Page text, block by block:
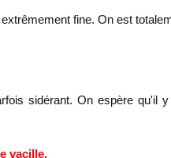
fine. On est
sidérant. On espère qu'il
vacille.